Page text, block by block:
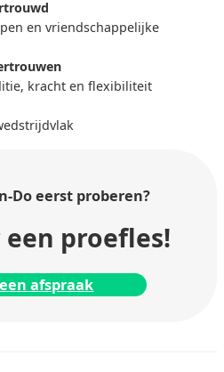
en vriendschappelijke
kracht en flexibiliteit
Doeerst proberen?
proefles!
afspraak